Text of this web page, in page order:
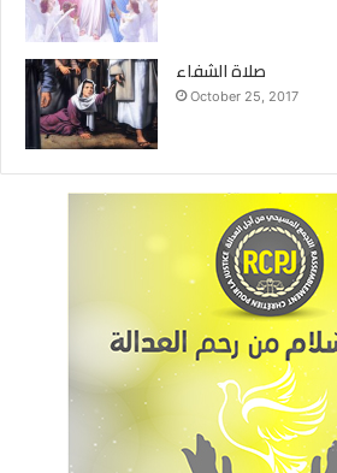
صلاة الشفاء
October 25, 2017